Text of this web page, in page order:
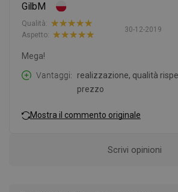
GilbM
30-12-2019
Qualità:
Aspetto:
Mega!
Vantaggi
realizzazione, qualità
prezzo
Mostra il commento originale
Scrivi opinioni